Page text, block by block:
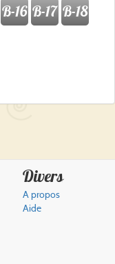
B-16 B-17 B-18
Divers
A propos
Aide